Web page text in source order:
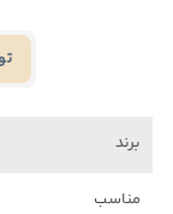
برند
مناسب